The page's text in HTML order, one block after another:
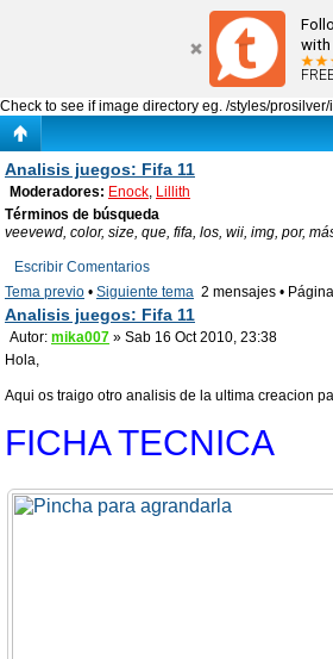
with
Check to see if image directory eg. /styles/
Analisis juegos: Fifa 11
Analisis juegos: Fifa 11
Moderadores: Enock, Lillith
Términos de búsqueda
veevewd, color, size, que, fifa, los, wii, img, por,
Escribir Comentarios
Tema previo • Siguiente tema 2 mensajes • Página
Analisis juegos: Fifa 11
Autor: mika007 » Sab 16 Oct 2010, 23:38
Hola,
Aqui os traigo otro analisis de la ultima creacion
FICHA TECNICA